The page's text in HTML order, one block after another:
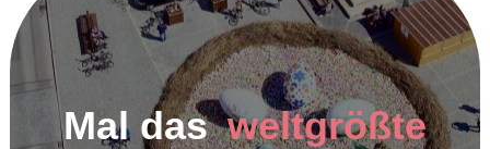
Mal dasweltgrößte